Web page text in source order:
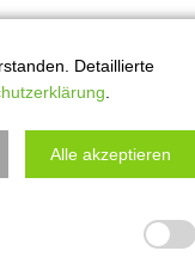
Detaillierte
Alle akzeptieren